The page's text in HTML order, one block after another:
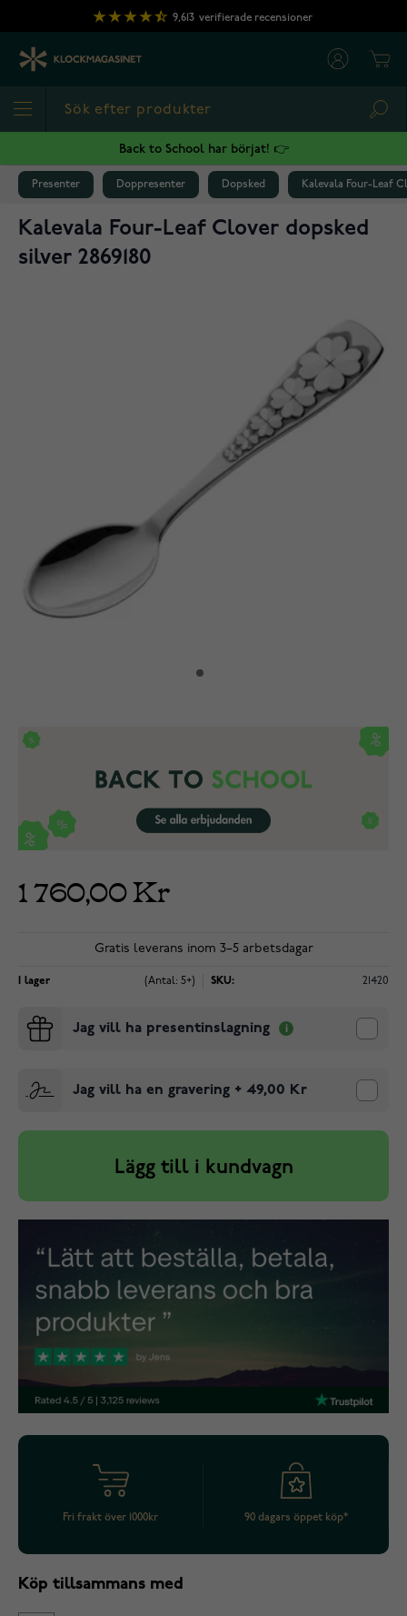
Hoppa till innehållet
9,613 verifierade recensioner
Back to School har börjat! 👉
Presenter Doppresenter Dopsked Kalevala Four-Leaf
Kalevala Four-Leaf Clover dopsked
silver 2869180
1 760,00 Kr
Gratis leverans inom 3–5 arbetsdagar
I lager (Antal: 5+) SKU: 21420
Jag vill ha presentinslagning
Jag vill ha en gravering + 49,00 Kr
Lägg till i kundvagn
Fri frakt över 1000kr 90 dagars öppet köp*
Köp tillsammans med